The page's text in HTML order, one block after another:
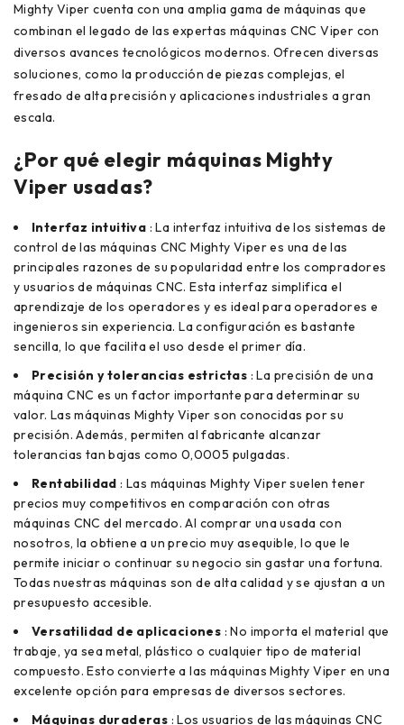
Mighty Viper cuenta con una amplia gama de máquinas que
combinan el legado de las expertas máquinas CNC Viper con
diversos avances tecnológicos modernos. Ofrecen diversas
soluciones, como la producción de piezas complejas, el
fresado de alta precisión y aplicaciones industriales a gran
escala.
¿Por qué elegir máquinas Mighty
Viper usadas?
Interfaz intuitiva : La interfaz intuitiva de los sistemas de
control de las máquinas CNC Mighty Viper es una de las
principales razones de su popularidad entre los compradores
y usuarios de máquinas CNC. Esta interfaz simplifica el
aprendizaje de los operadores y es ideal para operadores e
ingenieros sin experiencia. La configuración es bastante
sencilla, lo que facilita el uso desde el primer día.
Precisión y tolerancias estrictas : La precisión de una
máquina CNC es un factor importante para determinar su
valor. Las máquinas Mighty Viper son conocidas por su
precisión. Además, permiten al fabricante alcanzar
tolerancias tan bajas como 0,0005 pulgadas.
Rentabilidad : Las máquinas Mighty Viper suelen tener
precios muy competitivos en comparación con otras
máquinas CNC del mercado. Al comprar una usada con
nosotros, la obtiene a un precio muy asequible, lo que le
permite iniciar o continuar su negocio sin gastar una fortuna.
Todas nuestras máquinas son de alta calidad y se ajustan a un
presupuesto accesible.
Versatilidad de aplicaciones : No importa el material que
trabaje, ya sea metal, plástico o cualquier tipo de material
compuesto. Esto convierte a las máquinas Mighty Viper en una
excelente opción para empresas de diversos sectores.
Máquinas duraderas : Los usuarios de las máquinas CNC